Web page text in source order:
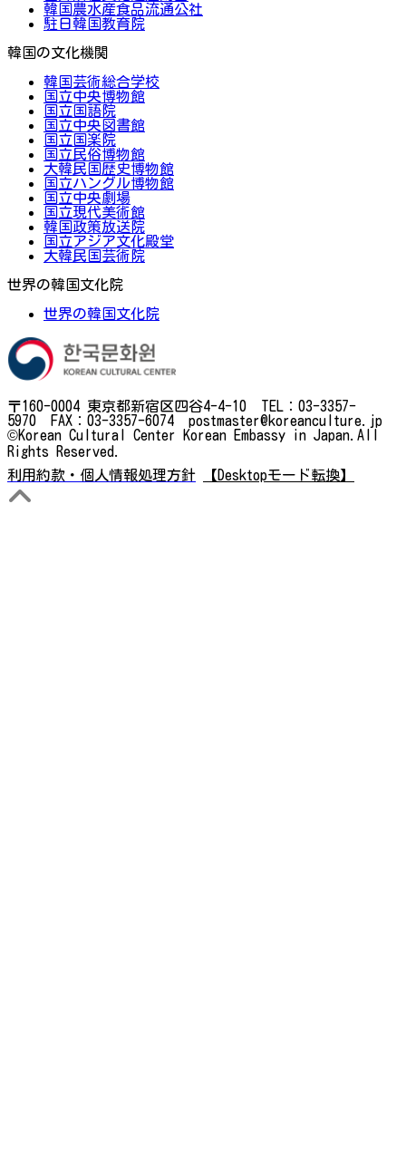
韓国農水産食品流通公社
駐日韓国教育院
韓国の文化機関
韓国芸術総合学校
国立中央博物館
国立国語院
国立中央図書館
国立国楽院
国立民俗博物館
大韓民国歴史博物館
国立ハングル博物館
国立中央劇場
国立現代美術館
韓国政策放送院
国立アジア文化殿堂
大韓民国芸術院
世界の韓国文化院
世界の韓国文化院
〒160-0004 東京都新宿区四谷4-4-10 TEL：03-3357-
5970 FAX：03-3357-6074 postmaster@koreanculture.jp
©Korean Cultural Center Korean Embassy in Japan.All
Rights Reserved.
利用約款・個人情報処理方針
【Desktopモード転換】